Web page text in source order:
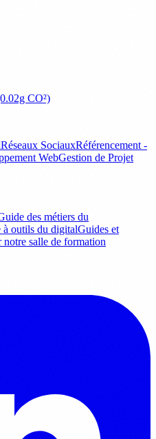
CO²)
Réseaux SociauxRéférencement -
WebGestion de Projet
des métiers du
à outils du digitalGuides et
notre salle de formation